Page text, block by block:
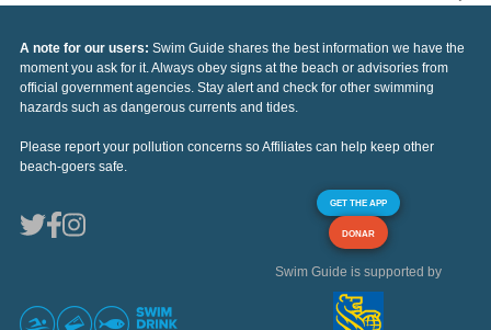
A note for our users: Swim Guide shares the best information we have the
moment you ask for it. Always obey signs at the beach or advisories from
official government agencies. Stay alert and check for other swimming
hazards such as dangerous currents and tides.
Please report your pollution concerns so Affiliates can help keep other
beach-goers safe.
GET THE APP
DONAR
Swim Guide is supported by